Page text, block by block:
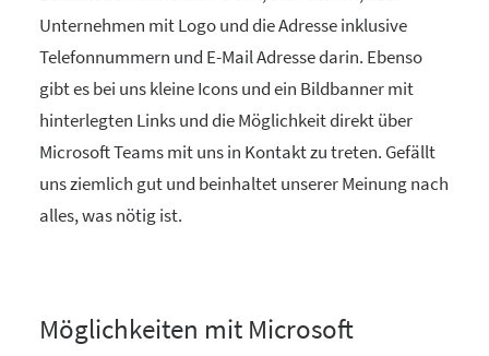
Unternehmen mit Logo und die Adresse inklusive
Telefonnummern und E-Mail Adresse darin. Ebenso
gibt es bei uns kleine Icons und ein Bildbanner mit
hinterlegten Links und die Möglichkeit direkt über
Microsoft Teams mit uns in Kontakt zu treten. Gefällt
uns ziemlich gut und beinhaltet unserer Meinung nach
alles, was nötig ist.
Möglichkeiten mit Microsoft